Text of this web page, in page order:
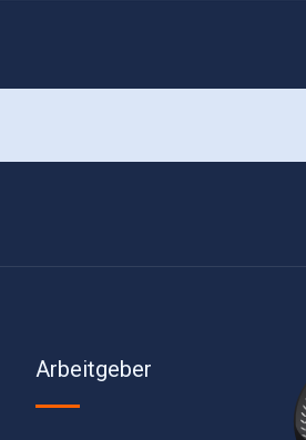
Arbeitgeber